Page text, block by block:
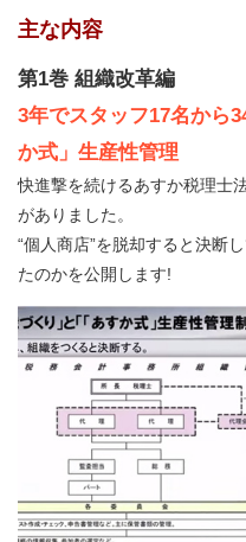
主な内容
第1巻 組織改革編
3年でスタッフ17名から
か式」生産性管理
快進撃を続けるあすか税理士
がありました。
“個人商店”を脱却すると決断
たのかを公開します!